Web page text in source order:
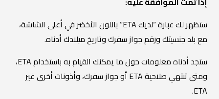
ستظهر لك عبارة “لديك ETA” باللون الأخضر في أعلى الشاشة،
مع بلد جنسيتك ورقم جواز سفرك وتاريخ ميلادك أدناه.
ستجد أدناه معلومات حول ما يمكنك القيام به باستخدام ETA،
ومتى تنتهي صلاحية ETA أو جواز سفرك، وأذونات أخرى غير
ETA.